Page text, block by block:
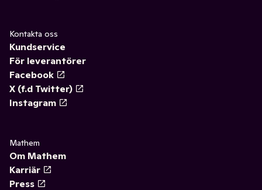
Kontakta oss
Kundservice
För leverantörer
Facebook
X (f.d Twitter)
Instagram
Mathem
Om Mathem
Karriär
Press